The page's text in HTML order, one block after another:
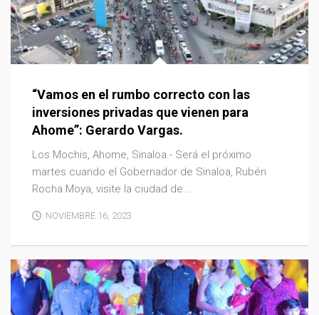
“Vamos en el rumbo correcto con las
inversiones privadas que vienen para
Ahome”: Gerardo Vargas.
Los Mochis, Ahome, Sinaloa.- Será el próximo
martes cuando el Gobernador de Sinaloa, Rubén
Rocha Moya, visite la ciudad de...
NOVIEMBRE 16, 2023